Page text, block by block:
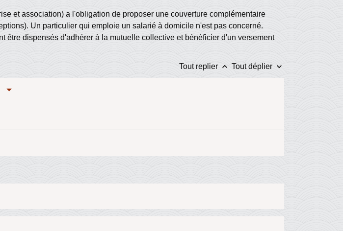
et association) a l'obligation de proposer une couverture complémentaire
Un particulier qui emploie un salarié à domicile n'est pas concerné.
être dispensés d'adhérer à la mutuelle collective et bénéficier d'un versement
Tout replier keyboard_arrow_up Tout déplier keyboard_arrow_down